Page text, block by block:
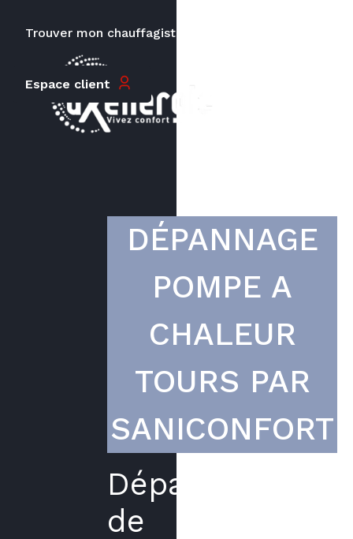
Trouver mon chauffagiste
Espace client
DÉPANNAGE
POMPE A
CHALEUR
TOURS PAR
SANICONFORT
Dépannage
de